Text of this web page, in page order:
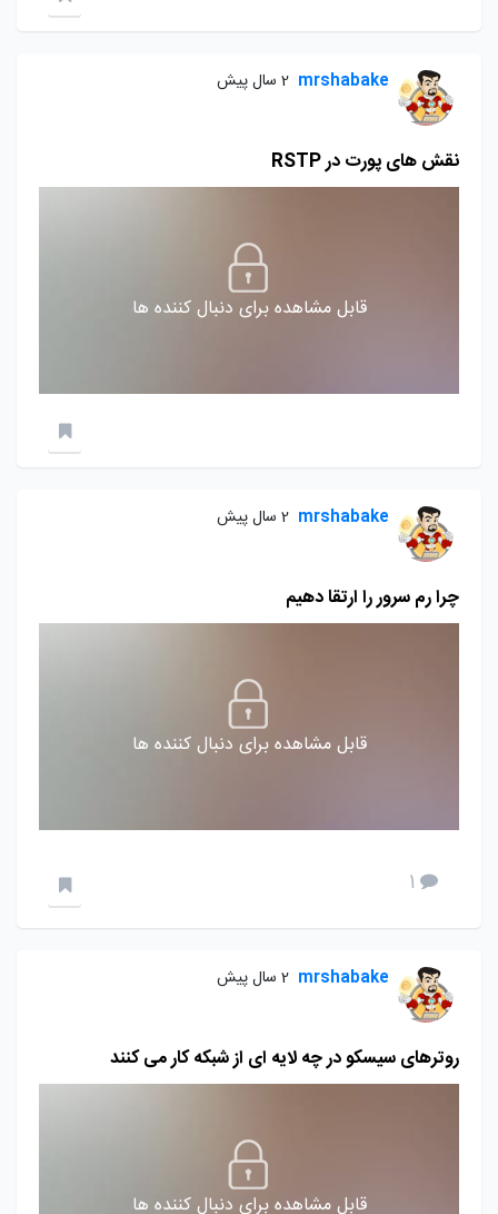
mrshabake 2 سال پیش
نقش های پورت در RSTP
قابل مشاهده برای دنبال کننده ها
mrshabake 2 سال پیش
چرا رم سرور را ارتقا دهیم
قابل مشاهده برای دنبال کننده ها
1
mrshabake 2 سال پیش
روترهای سیسکو در چه لایه ای از شبکه کار می کنند
قابل مشاهده برای دنبال کننده ها